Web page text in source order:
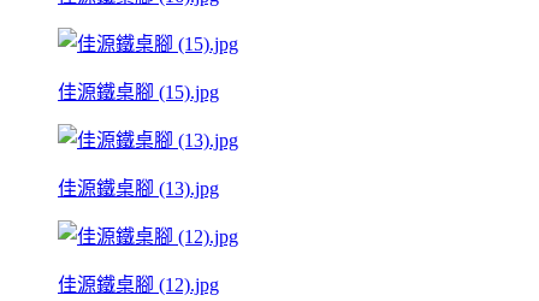
佳源鐵桌腳 (15).jpg
佳源鐵桌腳 (13).jpg
佳源鐵桌腳 (12).jpg